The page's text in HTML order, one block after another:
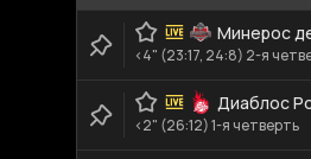
Минерос
<4" (23:17, 24:8) 2-я
Диаблос
<2" (26:12) 1-я четверть